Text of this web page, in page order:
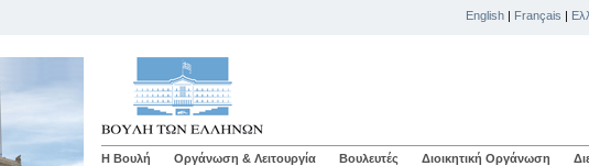
English | Français |
Η Βουλή Οργάνωση & Λειτουργία Βουλευτές Διοικητική Οργάνωση